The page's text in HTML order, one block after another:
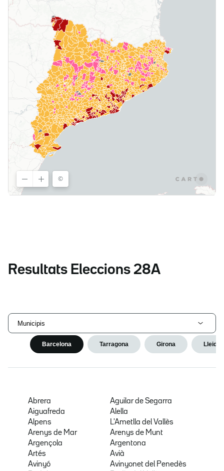
Resultats Eleccions 28A
Municipis
Barcelona Tarragona Girona Lleida
Abrera
Aguilar de Segarra
Aiguafreda
Alella
Alpens
L'Ametlla del Vallès
Arenys de Mar
Arenys de Munt
Argençola
Argentona
Artés
Avià
Avinyó
Avinyonet del Penedès